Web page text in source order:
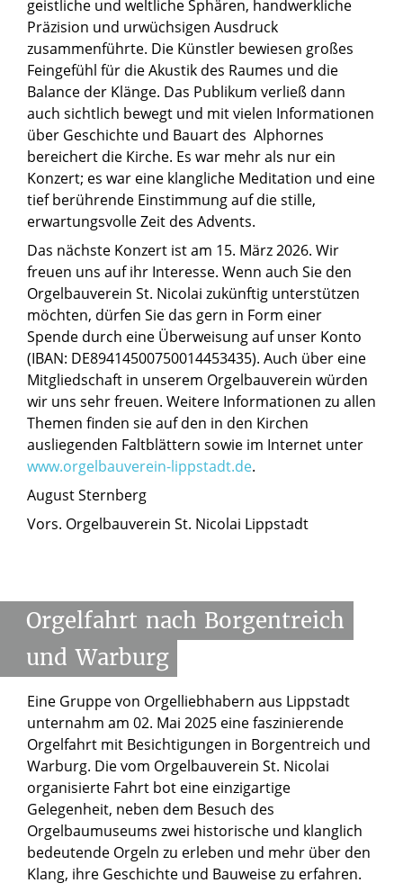
geistliche und weltliche Sphären, handwerkliche
Präzision und urwüchsigen Ausdruck
zusammenführte. Die Künstler bewiesen großes
Feingefühl für die Akustik des Raumes und die
Balance der Klänge. Das Publikum verließ dann
auch sichtlich bewegt und mit vielen Informationen
über Geschichte und Bauart des Alphornes
bereichert die Kirche. Es war mehr als nur ein
Konzert; es war eine klangliche Meditation und eine
tief berührende Einstimmung auf die stille,
erwartungsvolle Zeit des Advents.
Das nächste Konzert ist am 15. März 2026. Wir
freuen uns auf ihr Interesse. Wenn auch Sie den
Orgelbauverein St. Nicolai zukünftig unterstützen
möchten, dürfen Sie das gern in Form einer
Spende durch eine Überweisung auf unser Konto
(IBAN: DE89414500750014453435). Auch über eine
Mitgliedschaft in unserem Orgelbauverein würden
wir uns sehr freuen. Weitere Informationen zu allen
Themen finden sie auf den in den Kirchen
ausliegenden Faltblättern sowie im Internet unter
www.orgelbauverein-lippstadt.de.
August Sternberg
Vors. Orgelbauverein St. Nicolai Lippstadt
Orgelfahrt nach Borgentreich
und Warburg
Eine Gruppe von Orgelliebhabern aus Lippstadt
unternahm am 02. Mai 2025 eine faszinierende
Orgelfahrt mit Besichtigungen in Borgentreich und
Warburg. Die vom Orgelbauverein St. Nicolai
organisierte Fahrt bot eine einzigartige
Gelegenheit, neben dem Besuch des
Orgelbaumuseums zwei historische und klanglich
bedeutende Orgeln zu erleben und mehr über den
Klang, ihre Geschichte und Bauweise zu erfahren.